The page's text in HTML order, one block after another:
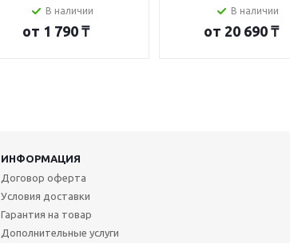
В наличии
от 1 790 ₸
В наличии
от 20 690 ₸
ИНФОРМАЦИЯ
Договор оферта
Условия доставки
Гарантия на товар
Дополнительные услуги